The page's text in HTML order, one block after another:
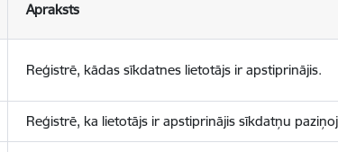
Apraksts
Reģistrē, kādas sīkdatnes lietotājs ir apstiprinājis.
Reģistrē, ka lietotājs ir apstiprinājis sīkdatņu